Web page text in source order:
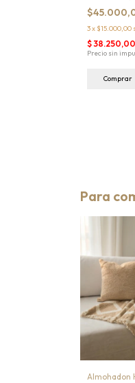
3x $15.000,00
Para
Almohadon